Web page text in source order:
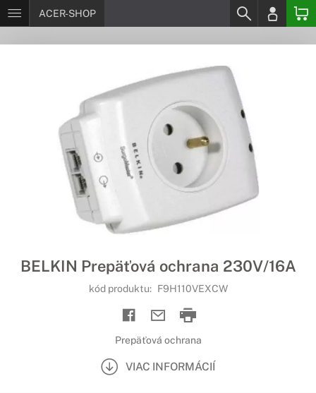
ACER-SHOP
BELKIN Prepäťová ochrana 230V/16A
kód produktu: F9H110VEXCW
Prepäťová ochrana
VIAC INFORMÁCIÍ